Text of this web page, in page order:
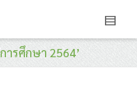
ารศึกษา 2564’